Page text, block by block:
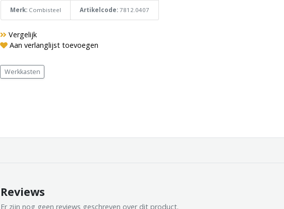
Merk: Combisteel Artikelcode: 7812.0407
Vergelijk
Aan verlanglijst toevoegen
Werkkasten
Reviews
Er zijn nog geen reviews geschreven over dit product.